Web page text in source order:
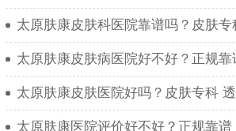
太原肤康皮肤科医院靠谱吗？皮肤
太原肤康皮肤病医院好不好？正规靠
太原肤康皮肤医院好吗？皮肤专科
太原肤康医院评价好不好？正规靠